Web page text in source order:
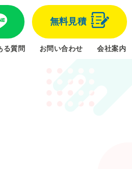
無料見積
る質問 お問い合わせ 会社案内